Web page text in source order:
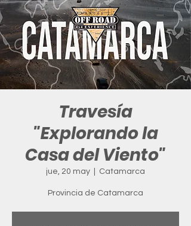
Travesía
"Explorando la
Casa del Viento"
jue, 20 may Catamarca
Provincia de Catamarca